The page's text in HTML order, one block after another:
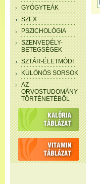
GYÓGYTEÁK
SZEX
PSZICHOLÓGIA
SZENVEDÉLY-
BETEGSÉGEK
SZTÁR-ÉLETMÓDI
KÜLÖNÖS SORSOK
AZ
ORVOSTUDOMÁNY
TÖRTÉNETÉBŐL